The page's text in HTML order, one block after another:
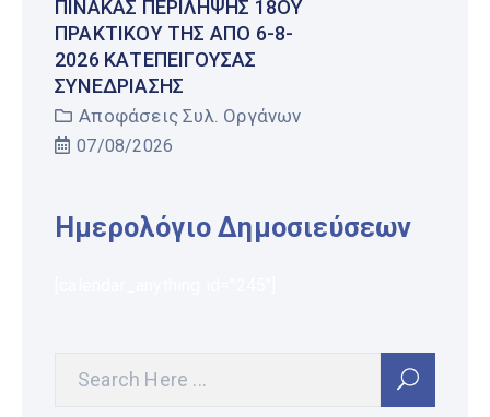
ΠΊΝΑΚΑΣ ΠΕΡΊΛΗΨΗΣ 18ΟΥ
ΠΡΑΚΤΙΚΟΎ ΤΗΣ ΑΠΌ 6-8-
2026 ΚΑΤΕΠΕΊΓΟΥΣΑΣ
ΣΥΝΕΔΡΊΑΣΗΣ
Αποφάσεις Συλ. Οργάνων
07/08/2026
Ημερολόγιο Δημοσιεύσεων